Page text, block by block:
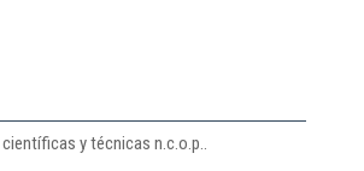
y técnicas n.c.o.p..